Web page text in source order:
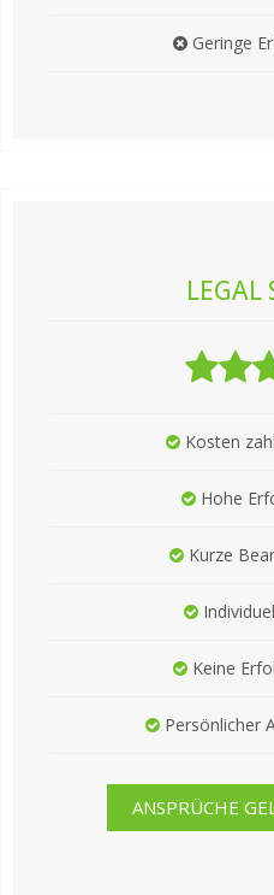
Geringe
LEGAL
Kosten
Hohe
Kurze
Keine
Persönlicher
ANSPRÜCHE